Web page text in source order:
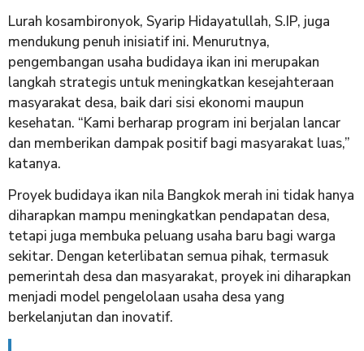
Lurah kosambironyok, Syarip Hidayatullah, S.IP, juga
mendukung penuh inisiatif ini. Menurutnya,
pengembangan usaha budidaya ikan ini merupakan
langkah strategis untuk meningkatkan kesejahteraan
masyarakat desa, baik dari sisi ekonomi maupun
kesehatan. “Kami berharap program ini berjalan lancar
dan memberikan dampak positif bagi masyarakat luas,”
katanya.
Proyek budidaya ikan nila Bangkok merah ini tidak hanya
diharapkan mampu meningkatkan pendapatan desa,
tetapi juga membuka peluang usaha baru bagi warga
sekitar. Dengan keterlibatan semua pihak, termasuk
pemerintah desa dan masyarakat, proyek ini diharapkan
menjadi model pengelolaan usaha desa yang
berkelanjutan dan inovatif.